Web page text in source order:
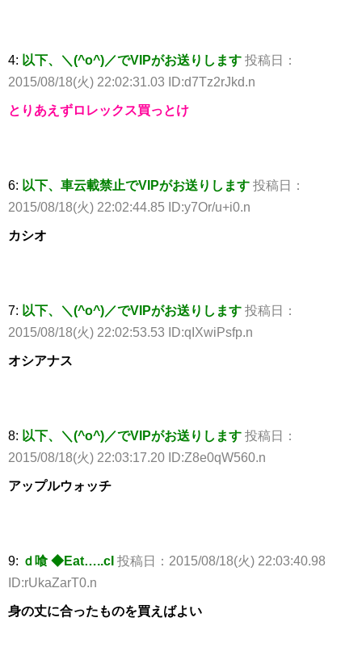
4: 以下、＼(^o^)／でVIPがお送りします 投稿日：
2015/08/18(火) 22:02:31.03 ID:d7Tz2rJkd.n
とりあえずロレックス買っとけ
6: 以下、車云載禁止でVIPがお送りします 投稿日：
2015/08/18(火) 22:02:44.85 ID:y7Or/u+i0.n
カシオ
7: 以下、＼(^o^)／でVIPがお送りします 投稿日：
2015/08/18(火) 22:02:53.53 ID:qIXwiPsfp.n
オシアナス
8: 以下、＼(^o^)／でVIPがお送りします 投稿日：
2015/08/18(火) 22:03:17.20 ID:Z8e0qW560.n
アップルウォッチ
9: ｄ喰 ◆Eat…..cI 投稿日：2015/08/18(火) 22:03:40.98
ID:rUkaZarT0.n
身の丈に合ったものを買えばよい